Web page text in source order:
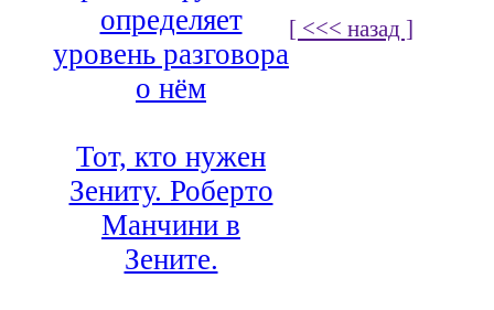
определяет
уровень разговора
о нём
Тот, кто нужен
Зениту. Роберто
Манчини в
Зените.
[ <<< назад ]